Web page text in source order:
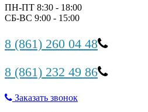
ПН-ПТ 8:30 - 18:00
СБ-ВС 9:00 - 15:00
8 (861) 260 04 48
8 (861) 232 49 86
Заказать звонок